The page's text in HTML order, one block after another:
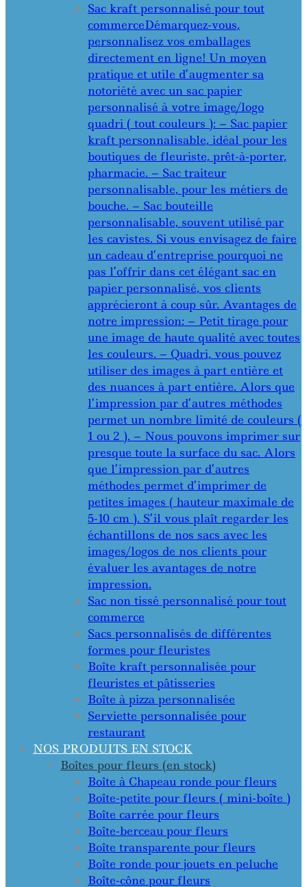
Sac kraft personnalisé pour tout
commerceDémarquez-vous,
personnalisez vos emballages
directement en ligne! Un moyen
pratique et utile d’augmenter sa
notoriété avec un sac papier
personnalisé à votre image/logo
quadri ( tout couleurs ): – Sac papier
kraft personnalisable, idéal pour les
boutiques de fleuriste, prêt-à-porter,
pharmacie. – Sac traiteur
personnalisable, pour les métiers de
bouche. – Sac bouteille
personnalisable, souvent utilisé par
les cavistes. Si vous envisagez de faire
un cadeau d’entreprise pourquoi ne
pas l’offrir dans cet élégant sac en
papier personnalisé, vos clients
apprécieront à coup sûr. Avantages de
notre impression: – Petit tirage pour
une image de haute qualité avec toutes
les couleurs. – Quadri, vous pouvez
utiliser des images à part entière et
des nuances à part entière. Alors que
l’impression par d’autres méthodes
permet un nombre limité de couleurs (
1 ou 2 ). – Nous pouvons imprimer sur
presque toute la surface du sac. Alors
que l’impression par d’autres
méthodes permet d’imprimer de
petites images ( hauteur maximale de
5-10 cm ). S’il vous plaît regarder les
échantillons de nos sacs avec les
images/logos de nos clients pour
évaluer les avantages de notre
impression.
Sac non tissé personnalisé pour tout
commerce
Sacs personnalisés de différentes
formes pour fleuristes
Boîte kraft personnalisée pour
fleuristes et pâtisseries
Boîte à pizza personnalisée
Serviette personnalisée pour
restaurant
NOS PRODUITS EN STOCK
Boîtes pour fleurs (en stock)
Boîte à Chapeau ronde pour fleurs
Boîte-petite pour fleurs ( mini-boîte )
Boîte carrée pour fleurs
Boîte-berceau pour fleurs
Boîte transparente pour fleurs
Boîte ronde pour jouets en peluche
Boîte-cône pour fleurs